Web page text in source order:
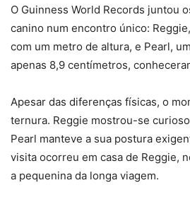
O Guinness World Records juntou
canino num encontro único:
com um metro de altura, e Pearl,
apenas 8,9 centímetros,
Apesar das diferenças físicas, o
ternura. Reggie mostrou-se
Pearl manteve a sua postura
visita ocorreu em casa de Reggie,
a pequenina da longa viagem.